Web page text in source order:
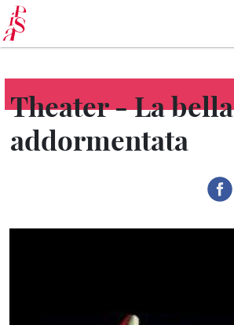
Skip
to
main
content
Theater - La bella
addormentata